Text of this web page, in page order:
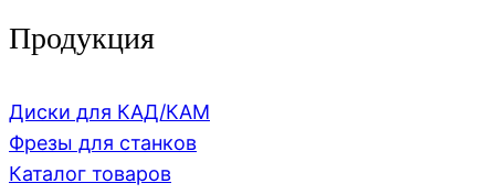
Продукция
Диски для КАД/КАМ
Фрезы для станков
Каталог товаров